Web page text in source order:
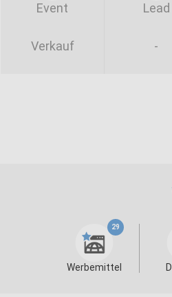
Event Lead
Verkauf -
29
Werbemittel